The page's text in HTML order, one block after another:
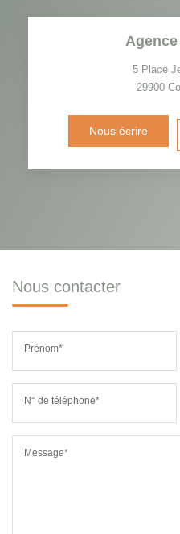
5 Place
29900
Nous écrire
Nous contacter
Prénom*
N° de téléphone*
Message*